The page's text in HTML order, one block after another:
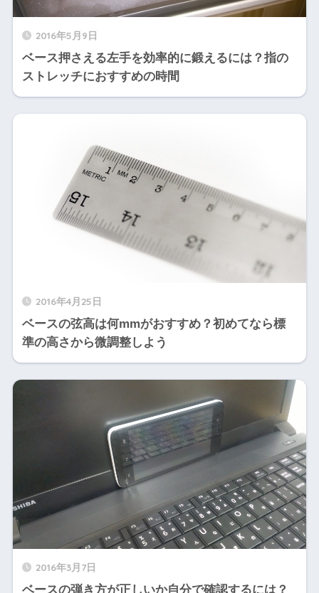
2016年5月9日
ベース押さえる左手を効率的に鍛えるには？指の
ストレッチにおすすめの時間
2016年4月25日
ベースの弦高は何mmがおすすめ？初めてなら標
準の高さから微調整しよう
2016年3月7日
ベースの弾き方が正しいか自分で確認するには？